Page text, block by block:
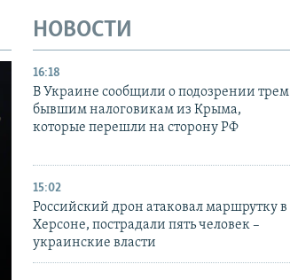
НОВОСТИ
16:18
В Украине сообщили о подозрении трем
бывшим налоговикам из Крыма,
которые перешли на сторону РФ
15:02
Российский дрон атаковал маршрутку в
Херсоне, пострадали пять человек –
украинские власти